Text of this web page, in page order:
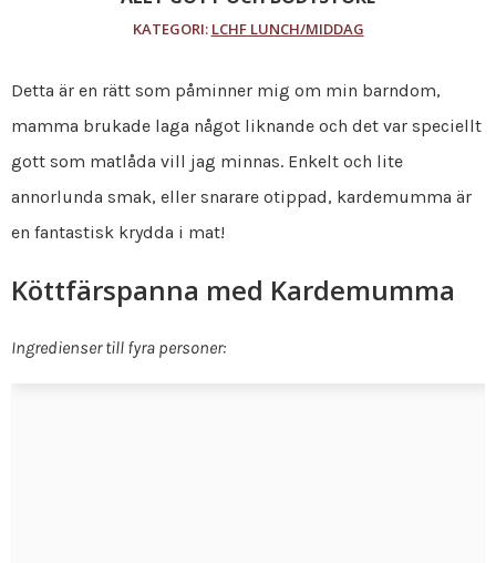
KATEGORI: LCHF LUNCH/MIDDAG
Detta är en rätt som påminner mig om min barndom,
mamma brukade laga något liknande och det var speciellt
gott som matlåda vill jag minnas. Enkelt och lite
annorlunda smak, eller snarare otippad, kardemumma är
en fantastisk krydda i mat!
Köttfärspanna med Kardemumma
Ingredienser till fyra personer: